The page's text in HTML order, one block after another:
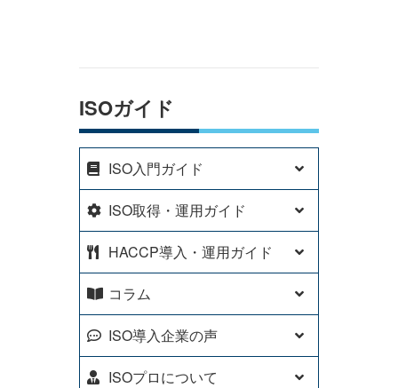
ISOガイド
ISO入門ガイド
ISO取得・運用ガイド
HACCP導入・運用ガイド
コラム
ISO導入企業の声
ISOプロについて